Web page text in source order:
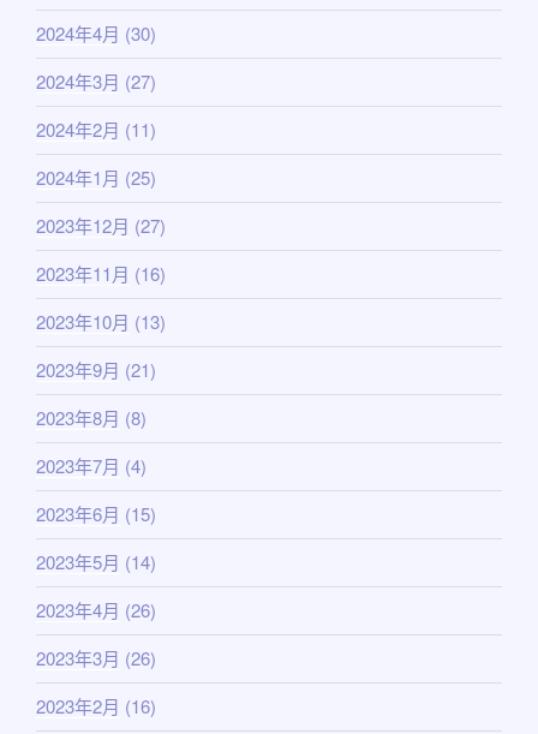
2024年4月 (30)
2024年3月 (27)
2024年2月 (11)
2024年1月 (25)
2023年12月 (27)
2023年11月 (16)
2023年10月 (13)
2023年9月 (21)
2023年8月 (8)
2023年7月 (4)
2023年6月 (15)
2023年5月 (14)
2023年4月 (26)
2023年3月 (26)
2023年2月 (16)